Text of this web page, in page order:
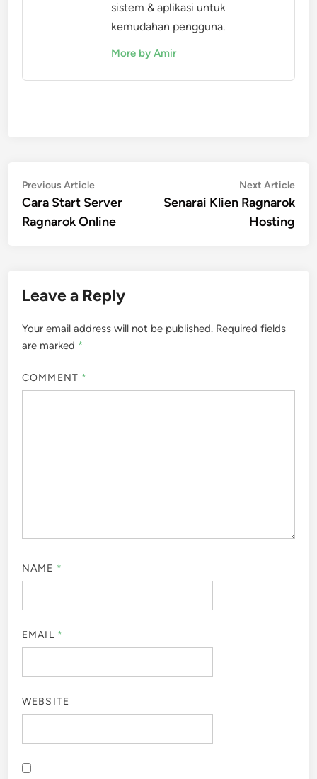
sistem & aplikasi untuk
kemudahan pengguna.
More by Amir
Post
navigation
Previous ArticlePrevious
article:
Cara Start Server
Ragnarok Online
Next Article
Senarai Klien Ragnarok
Hosting
Leave a Reply
Your email address will not be published. Required fields
are marked *
COMMENT *
NAME *
EMAIL *
WEBSITE